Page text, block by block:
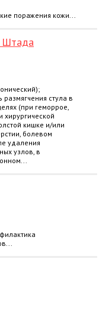
поражения кожи...
Штада
размягчения стула в
(при геморрое,
хирургической
кишке и/или
болевом
удаления
узлов, в